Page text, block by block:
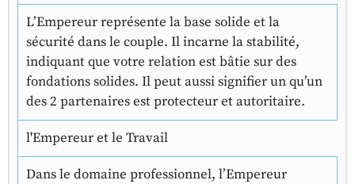
L’Empereur représente la base solide et la
sécurité dans le couple. Il incarne la stabilité,
indiquant que votre relation est bâtie sur des
fondations solides. Il peut aussi signifier un qu’un
des 2 partenaires est protecteur et autoritaire.
l'Empereur et le Travail
Dans le domaine professionnel, l’Empereur